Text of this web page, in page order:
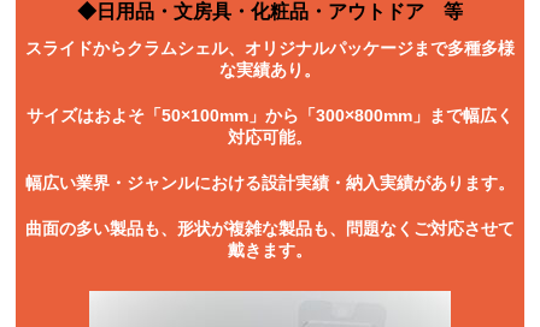
◆日用品・文房具・化粧品・アウトドア 等
スライドからクラムシェル、オリジナルパッケージまで多種多様
な実績あり。
サイズはおよそ「50×100mm」から「300×800mm」まで幅広く
対応可能。
幅広い業界・ジャンルにおける設計実績・納入実績があります。
曲面の多い製品も、形状が複雑な製品も、問題なくご対応させて
戴きます。